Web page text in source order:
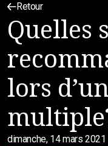
Retour
Quelles
lors
dimanche, 14 mars 2021